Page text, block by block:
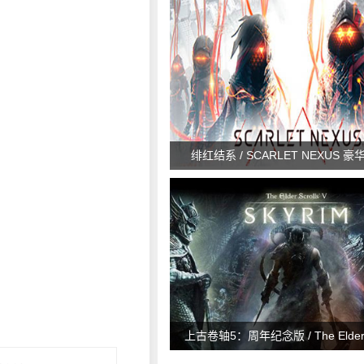
绯红结系 / SCARLET NEXUS 豪
上古卷轴5：周年纪念版 / The
Skyrim Special Edition